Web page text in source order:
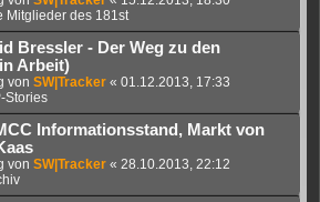
Mitglieder des 181st
Bressler - Der Weg zu den
Arbeit)
von SW|Tracker « 01.12.2013, 17:33
Stories
Informationsstand, Markt von
von SW|Tracker « 28.10.2013, 22:12